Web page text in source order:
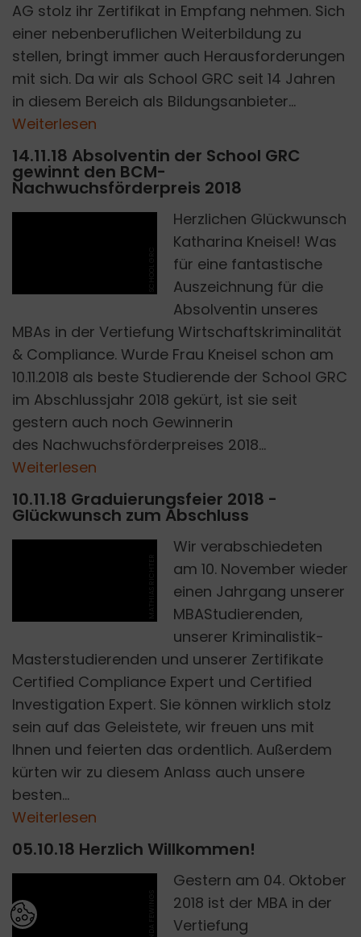
AG stolz ihr Zertifikat in Empfang nehmen. Sich
einer nebenberuflichen Weiterbildung zu
stellen, bringt immer auch Herausforderungen
mit sich. Da wir als School GRC seit 14 Jahren
in diesem Bereich als Bildungsanbieter...
Weiterlesen
14.11.18 Absolventin der School GRC
gewinnt den BCM-
Nachwuchsförderpreis 2018
Herzlichen Glückwunsch
Katharina Kneisel! Was
für eine fantastische
Auszeichnung für die
Absolventin unseres
MBAs in der Vertiefung Wirtschaftskriminalität
& Compliance. Wurde Frau Kneisel schon am
10.11.2018 als beste Studierende der School GRC
im Abschlussjahr 2018 gekürt, ist sie seit
gestern auch noch Gewinnerin
des Nachwuchsförderpreises 2018...
Weiterlesen
10.11.18 Graduierungsfeier 2018 -
Glückwunsch zum Abschluss
Wir verabschiedeten
am 10. November wieder
einen Jahrgang unserer
MBAStudierenden,
unserer Kriminalistik-
Masterstudierenden und unserer Zertifikate
Certified Compliance Expert und Certified
Investigation Expert. Sie können wirklich stolz
sein auf das Geleistete, wir freuen uns mit
Ihnen und feierten das ordentlich. Außerdem
kürten wir zu diesem Anlass auch unsere
besten...
Weiterlesen
05.10.18 Herzlich Willkommen!
Gestern am 04. Oktober
2018 ist der MBA in der
Vertiefung